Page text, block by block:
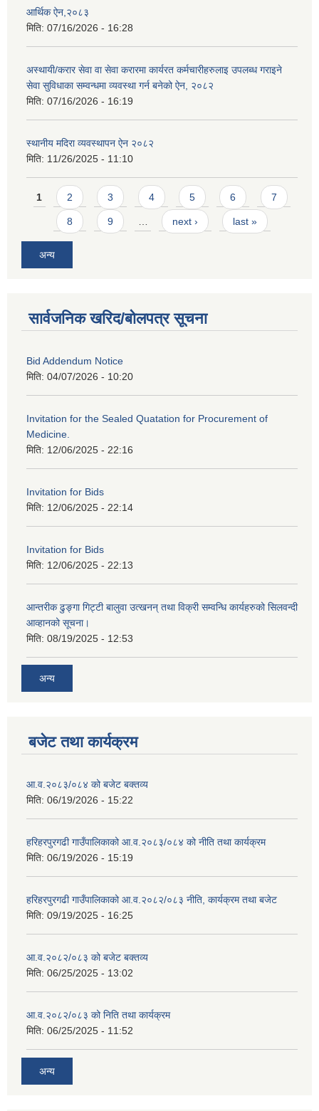
आर्थिक ऐन,२०८३
मिति: 07/16/2026 - 16:28
अस्थायी/करार सेवा वा सेवा करारमा कार्यरत कर्मचारीहरुलाइ उपलब्ध गराइने
सेवा सुविधाका सम्वन्धमा व्यवस्था गर्न बनेको ऐन, २०८२
मिति: 07/16/2026 - 16:19
स्थानीय मदिरा व्यवस्थापन ऐन २०८२
मिति: 11/26/2025 - 11:10
Pages
1 2 3 4 5 6 7
8 9 … next › last »
अन्य
सार्वजनिक खरिद/बोलपत्र सूचना
Bid Addendum Notice
मिति: 04/07/2026 - 10:20
Invitation for the Sealed Quatation for Procurement of
Medicine.
मिति: 12/06/2025 - 22:16
Invitation for Bids
मिति: 12/06/2025 - 22:14
Invitation for Bids
मिति: 12/06/2025 - 22:13
आन्तरीक ढुङ्गा गिट्टी बालुवा उत्खनन् तथा विक्री सम्वन्धि कार्यहरुको सिलवन्दी
आव्हानको सूचना।
मिति: 08/19/2025 - 12:53
अन्य
बजेट तथा कार्यक्रम
आ.व.२०८३/०८४ को बजेट बक्तव्य
मिति: 06/19/2026 - 15:22
हरिहरपुरगढी गाउँपालिकाको आ.व.२०८३/०८४ को नीति तथा कार्यक्रम
मिति: 06/19/2026 - 15:19
हरिहरपुरगढी गाउँपालिकाको आ.व.२०८२/०८३ नीति, कार्यक्रम तथा बजेट
मिति: 09/19/2025 - 16:25
आ.व.२०८२/०८३ को बजेट बक्तव्य
मिति: 06/25/2025 - 13:02
आ.व.२०८२/०८३ को निति तथा कार्यक्रम
मिति: 06/25/2025 - 11:52
अन्य